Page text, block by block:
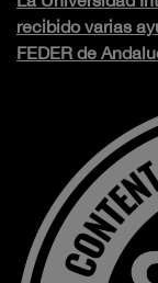
recibido varias
FEDER de